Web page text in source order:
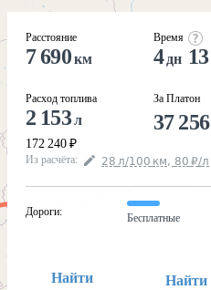
Расстояние
7 690км
Расход топлива
2 153л
172 240 ₽
Время
4 дн 13
За Платон
37 256
Из расчёта: 28 л/100 км, 80 ₽/л
Дороги:
Бесплатные
Найти Найти